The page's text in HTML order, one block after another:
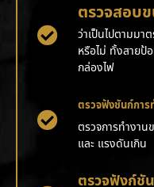
ตรวจสอบ
ว่าเป็นไปตามมา
หรือไม่ ทั้งสาย
กล่องไฟ
ตรวจฟังชันก์การ
ตรวจการทำงา
และ แรงดันเกิน
ตรวจฟังก์ชั